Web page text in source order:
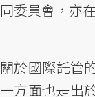
同委員會，亦
關於國際託管
一方面也是出